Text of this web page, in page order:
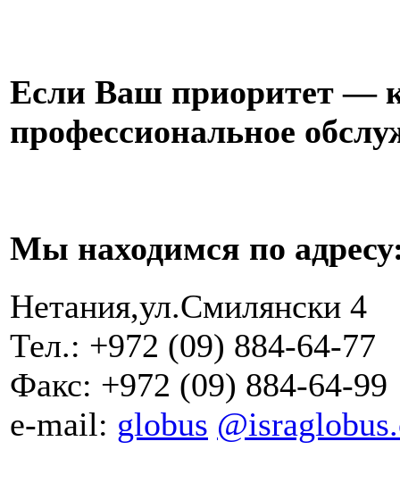
Если Ваш приоритет —
профессиональное
Мы находимся по
Нетания,ул.Смилянски 4
Тел.: +972 (09) 884-64-77
Факс: +972 (09) 884-64-99
e-mail: globus